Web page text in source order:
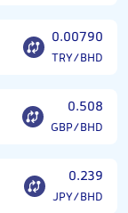
0.00790
TRY/BHD
0.508
GBP/BHD
0.239
JPY/BHD